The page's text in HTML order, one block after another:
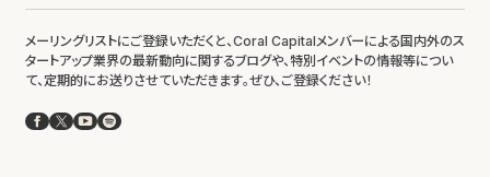
メーリングリストにご登録いただくと、Coral Capitalメンバーによる国内外のス
タートアップ業界の最新動向に関するブログや、特別イベントの情報等につい
て、定期的にお送りさせていただきます。ぜひ、ご登録ください！
Facebook
X YouTube
Spotify